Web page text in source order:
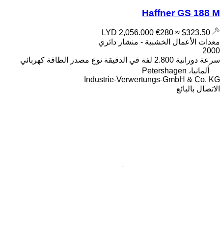
Haffner GS 188 M
€280 ≈ $323.50
معدات الأعمال الخشبية - منشار دائري
2000
سرعة دورانية 2.800 لفة في الدقيقة نوع مصدر الطاقة كهربائي
ألمانيا، Petershagen
Industrie-Verwertungs-GmbH & Co. KG
الاتصال بالبائع